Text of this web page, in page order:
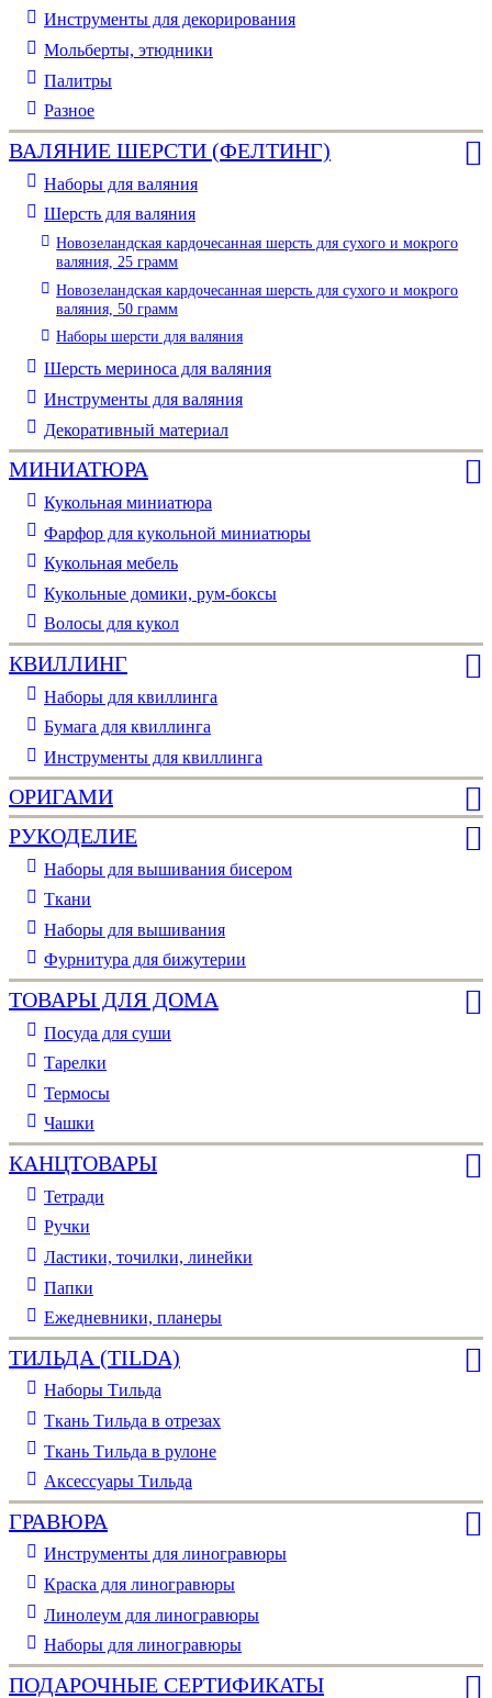
Инструменты для декорирования
Мольберты, этюдники
Палитры
Разное
ВАЛЯНИЕ ШЕРСТИ (ФЕЛТИНГ)
Наборы для валяния
Шерсть для валяния
Новозеландская кардочесанная шерсть для сухого и мокрого
валяния, 25 грамм
Новозеландская кардочесанная шерсть для сухого и мокрого
валяния, 50 грамм
Наборы шерсти для валяния
Шерсть мериноса для валяния
Инструменты для валяния
Декоративный материал
МИНИАТЮРА
Кукольная миниатюра
Фарфор для кукольной миниатюры
Кукольная мебель
Кукольные домики, рум-боксы
Волосы для кукол
КВИЛЛИНГ
Наборы для квиллинга
Бумага для квиллинга
Инструменты для квиллинга
ОРИГАМИ
РУКОДЕЛИЕ
Наборы для вышивания бисером
Ткани
Наборы для вышивания
Фурнитура для бижутерии
ТОВАРЫ ДЛЯ ДОМА
Посуда для суши
Тарелки
Термосы
Чашки
КАНЦТОВАРЫ
Тетради
Ручки
Ластики, точилки, линейки
Папки
Ежедневники, планеры
ТИЛЬДА (TILDA)
Наборы Тильда
Ткань Тильда в отрезах
Ткань Тильда в рулоне
Аксессуары Тильда
ГРАВЮРА
Инструменты для линогравюры
Краска для линогравюры
Линолеум для линогравюры
Наборы для линогравюры
ПОДАРОЧНЫЕ СЕРТИФИКАТЫ